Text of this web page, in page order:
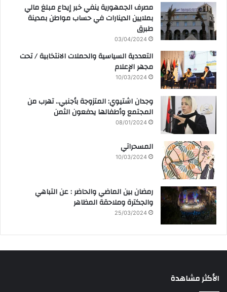
مصرف الجمهورية ينفي خبر إيداع مبلغ مالي
بملايين الدينارات في حساب مواطن بمدينة
طبرق
03/04/2024
التعددية السياسية والحملات الانتخابية / تحت
مجهر الإعلام
10/03/2024
وجدان اشتيوي: المتزوجة بأجنبي.. تهرب من
المجتمع وأطفالها يدفعون الثمن
08/01/2024
المسحراتي
10/03/2024
رمضان بين الماضي والحاضر : عن التباهي
والجكترة وملاحقة المظاهر
25/03/2024
الأكثر مشاهدة